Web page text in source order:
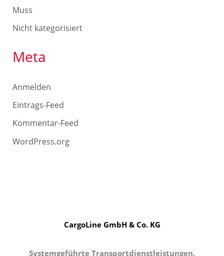
Muss
Nicht kategorisiert
Meta
Anmelden
Eintrags-Feed
Kommentar-Feed
WordPress.org
CargoLine GmbH & Co. KG
Systemgeführte Transportdienstleistungen,